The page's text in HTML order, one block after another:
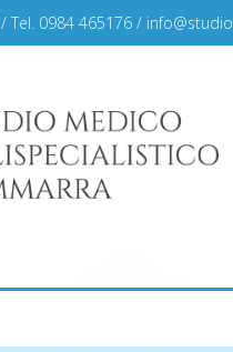
Tel. 0984 465176 /